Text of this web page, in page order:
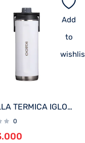
Add
to
BOTELLA TERMICA IGLOO 1.4L BLANCO C/MANIJA 71094
0